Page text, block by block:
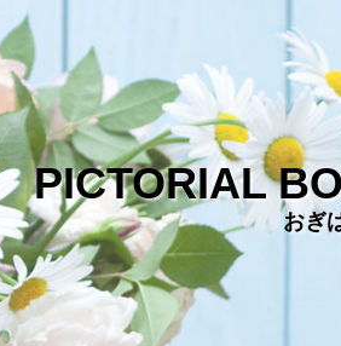
PICTORIAL
おぎ